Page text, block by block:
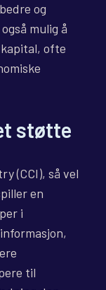
og
mulig å
ofte
støtte
(CCI), så vel
en
i
til